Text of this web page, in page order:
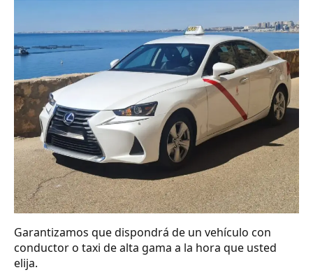
Garantizamos que dispondrá de un vehículo con
conductor o taxi de alta gama a la hora que usted
elija.